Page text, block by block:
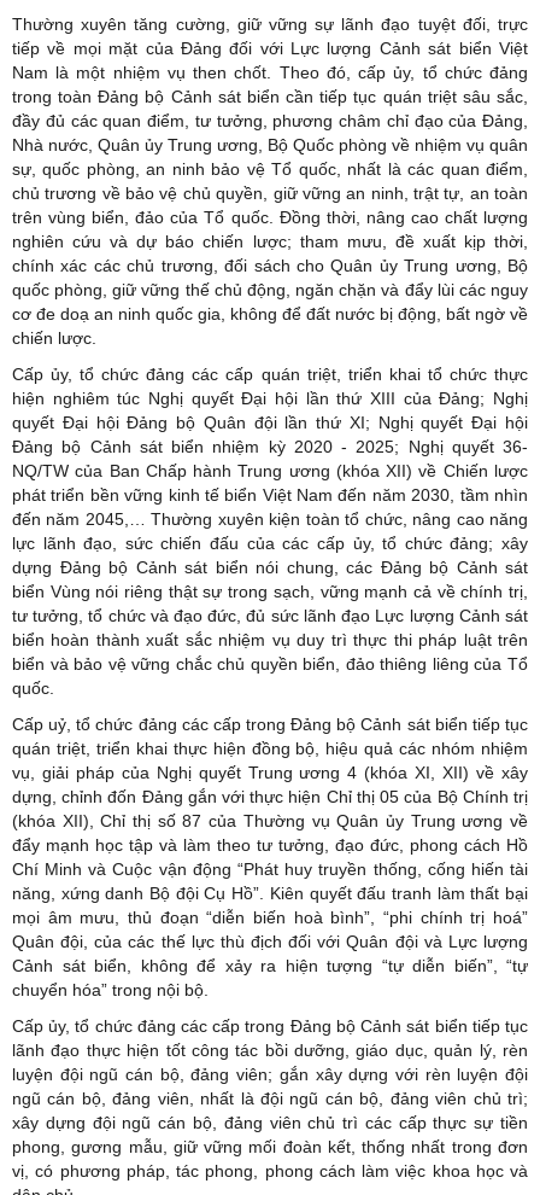
Thường xuyên tăng cường, giữ vững sự lãnh đạo tuyệt đối, trực
tiếp về mọi mặt của Đảng đối với Lực lượng Cảnh sát biển Việt
Nam là một nhiệm vụ then chốt. Theo đó, cấp ủy, tổ chức đảng
trong toàn Đảng bộ Cảnh sát biển cần tiếp tục quán triệt sâu sắc,
đầy đủ các quan điểm, tư tưởng, phương châm chỉ đạo của Đảng,
Nhà nước, Quân ủy Trung ương, Bộ Quốc phòng về nhiệm vụ quân
sự, quốc phòng, an ninh bảo vệ Tổ quốc, nhất là các quan điểm,
chủ trương về bảo vệ chủ quyền, giữ vững an ninh, trật tự, an toàn
trên vùng biển, đảo của Tổ quốc. Đồng thời, nâng cao chất lượng
nghiên cứu và dự báo chiến lược; tham mưu, đề xuất kịp thời,
chính xác các chủ trương, đối sách cho Quân ủy Trung ương, Bộ
quốc phòng, giữ vững thế chủ động, ngăn chặn và đẩy lùi các nguy
cơ đe doạ an ninh quốc gia, không để đất nước bị động, bất ngờ về
chiến lược.
Cấp ủy, tổ chức đảng các cấp quán triệt, triển khai tổ chức thực
hiện nghiêm túc Nghị quyết Đại hội lần thứ XIII của Đảng; Nghị
quyết Đại hội Đảng bộ Quân đội lần thứ XI; Nghị quyết Đại hội
Đảng bộ Cảnh sát biển nhiệm kỳ 2020 - 2025; Nghị quyết 36-
NQ/TW của Ban Chấp hành Trung ương (khóa XII) về Chiến lược
phát triển bền vững kinh tế biển Việt Nam đến năm 2030, tầm nhìn
đến năm 2045,… Thường xuyên kiện toàn tổ chức, nâng cao năng
lực lãnh đạo, sức chiến đấu của các cấp ủy, tổ chức đảng; xây
dựng Đảng bộ Cảnh sát biển nói chung, các Đảng bộ Cảnh sát
biển Vùng nói riêng thật sự trong sạch, vững mạnh cả về chính trị,
tư tưởng, tổ chức và đạo đức, đủ sức lãnh đạo Lực lượng Cảnh sát
biển hoàn thành xuất sắc nhiệm vụ duy trì thực thi pháp luật trên
biển và bảo vệ vững chắc chủ quyền biển, đảo thiêng liêng của Tổ
quốc.
Cấp uỷ, tổ chức đảng các cấp trong Đảng bộ Cảnh sát biển tiếp tục
quán triệt, triển khai thực hiện đồng bộ, hiệu quả các nhóm nhiệm
vụ, giải pháp của Nghị quyết Trung ương 4 (khóa XI, XII) về xây
dựng, chỉnh đốn Đảng gắn với thực hiện Chỉ thị 05 của Bộ Chính trị
(khóa XII), Chỉ thị số 87 của Thường vụ Quân ủy Trung ương về
đẩy mạnh học tập và làm theo tư tưởng, đạo đức, phong cách Hồ
Chí Minh và Cuộc vận động “Phát huy truyền thống, cống hiến tài
năng, xứng danh Bộ đội Cụ Hồ”. Kiên quyết đấu tranh làm thất bại
mọi âm mưu, thủ đoạn “diễn biến hoà bình”, “phi chính trị hoá”
Quân đội, của các thế lực thù địch đối với Quân đội và Lực lượng
Cảnh sát biển, không để xảy ra hiện tượng “tự diễn biến”, “tự
chuyển hóa” trong nội bộ.
Cấp ủy, tổ chức đảng các cấp trong Đảng bộ Cảnh sát biển tiếp tục
lãnh đạo thực hiện tốt công tác bồi dưỡng, giáo dục, quản lý, rèn
luyện đội ngũ cán bộ, đảng viên; gắn xây dựng với rèn luyện đội
ngũ cán bộ, đảng viên, nhất là đội ngũ cán bộ, đảng viên chủ trì;
xây dựng đội ngũ cán bộ, đảng viên chủ trì các cấp thực sự tiền
phong, gương mẫu, giữ vững mối đoàn kết, thống nhất trong đơn
vị, có phương pháp, tác phong, phong cách làm việc khoa học và